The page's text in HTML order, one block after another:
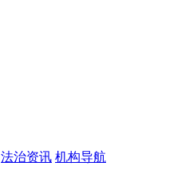
法治资讯 机构导航